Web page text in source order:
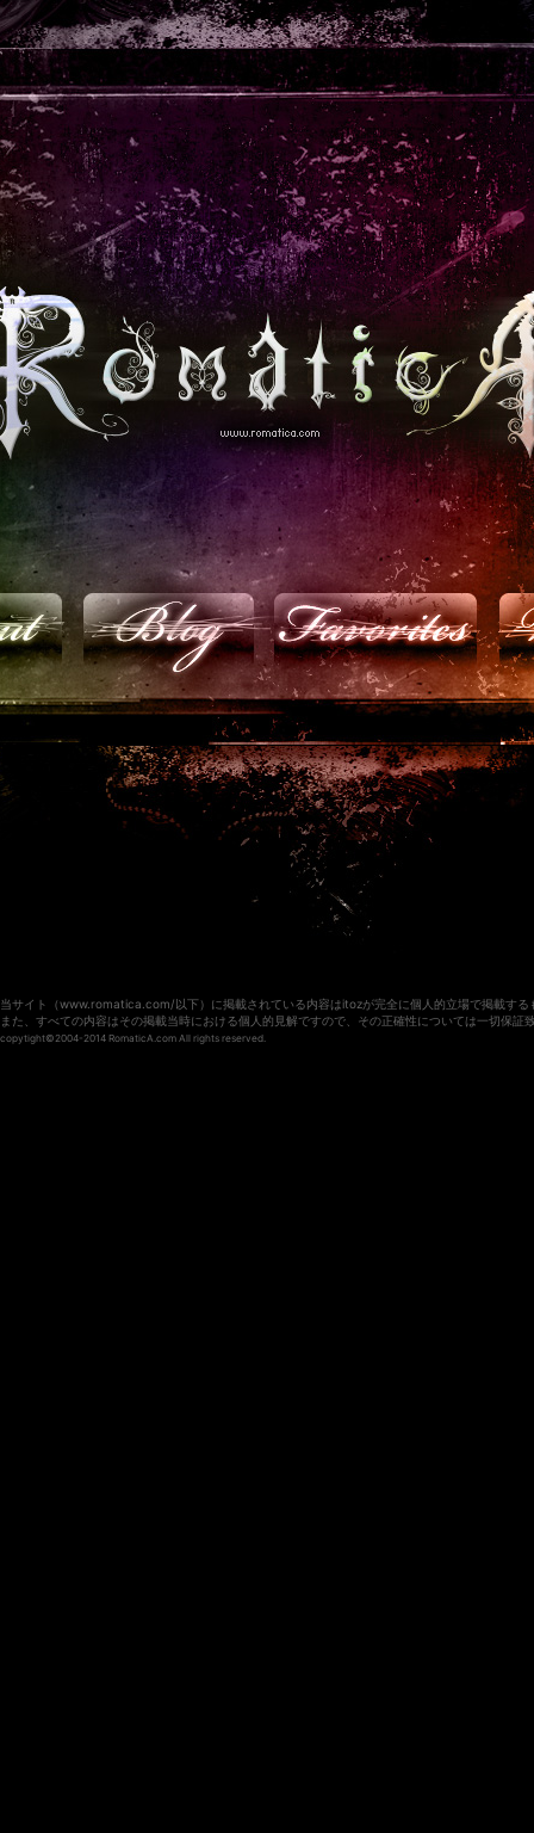
当サイト（www.romatica.com/以下）に掲載されている内容はitozが完全に個人的立場で掲載す
また、すべての内容はその掲載当時における個人的見解ですので、その正確性については一切保証
copytight©2004-2014 RomaticA.com All rights reserved.